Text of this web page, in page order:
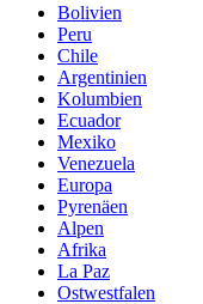
Bolivien
Peru
Chile
Argentinien
Kolumbien
Ecuador
Mexiko
Venezuela
Europa
Pyrenäen
Alpen
Afrika
La Paz
Ostwestfalen